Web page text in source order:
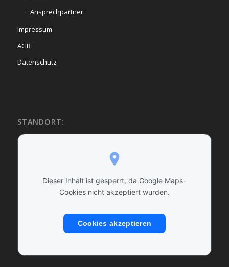
Ansprechpartner
Impressum
AGB
Datenschutz
STANDORT:
Dieser Inhalt ist gesperrt, da Google Maps-
Cookies nicht akzeptiert wurden.
Cookies akzeptieren